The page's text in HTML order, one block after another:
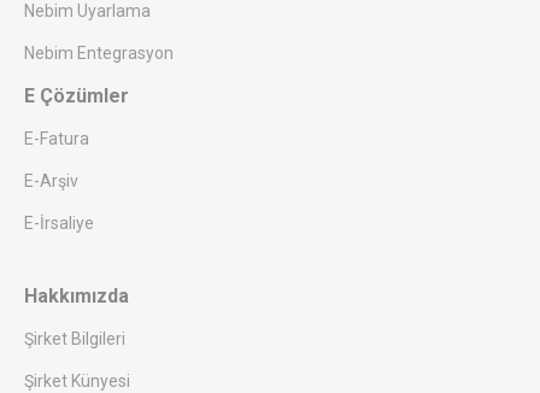
Nebim Uyarlama
Nebim Entegrasyon
E Çözümler
E-Fatura
E-Arşiv
E-İrsaliye
Hakkımızda
Şirket Bilgileri
Şirket Künyesi